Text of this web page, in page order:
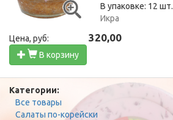
В упаковке: 12 шт.
Икра
Цена, руб: 320,00
В корзину
Категории:
Все товары
Салаты по-корейски